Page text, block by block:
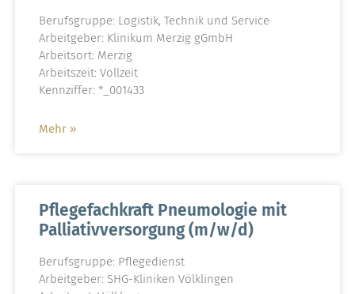
Berufsgruppe: Logistik, Technik und Service
Arbeitgeber: Klinikum Merzig gGmbH
Arbeitsort: Merzig
Arbeitszeit: Vollzeit
Kennziffer: *_001433
Mehr »
Pflegefachkraft Pneumologie mit
Palliativversorgung (m/w/d)
Berufsgruppe: Pflegedienst
Arbeitgeber: SHG-Kliniken Völklingen